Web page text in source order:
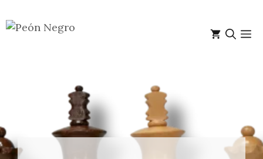
al